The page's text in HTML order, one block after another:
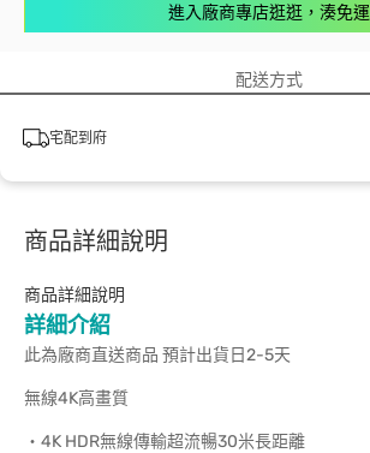
進入廠商專店逛逛，湊免運
配送方式
宅配到府
商品詳細說明
商品詳細說明
詳細介紹
此為廠商直送商品 預計出貨日2-5天
無線4K高畫質
‧4K HDR無線傳輸超流暢30米長距離